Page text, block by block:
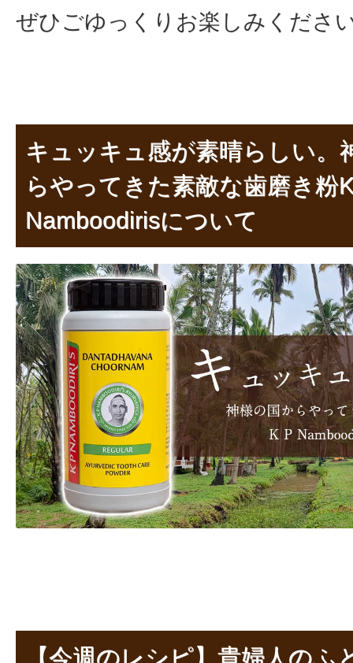
ぜひごゆっくりお楽しみくださ
キュッキュ感が素晴らしい。
らやってきた素敵な歯磨き粉
Namboodirisについて
【今週のレシピ】貴婦人のふ